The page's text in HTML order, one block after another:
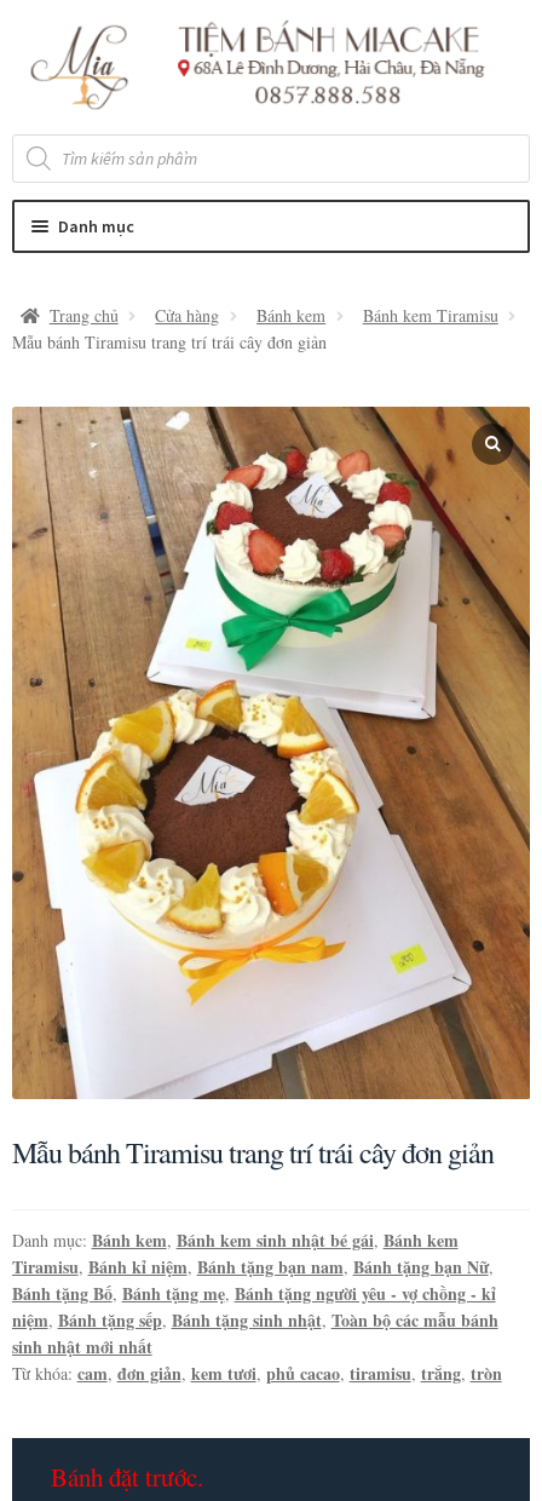
đến
Điều
đến
nội
Tìm
kiếm
sản
Danh mục
Trang chủ Cửa hàng Bánh kem
Bánh kem Tiramisu
Mẫu bánh Tiramisu trang trí trái cây đơn giản
Mẫu bánh Tiramisu trang trí trái cây đơn giản
Danh mục: Bánh kem, Bánh kem sinh nhật bé gái, Bánh kem
Tiramisu, Bánh kỉ niệm, Bánh tặng bạn nam, Bánh tặng bạn Nữ,
Bánh tặng Bố, Bánh tặng mẹ, Bánh tặng người yêu - vợ chồng - kỉ
niệm, Bánh tặng sếp, Bánh tặng sinh nhật, Toàn bộ các mẫu bánh
sinh nhật mới nhất
Từ khóa: cam, đơn giản, kem tươi, phủ cacao, tiramisu, trắng, tròn
Bánh đặt trước.